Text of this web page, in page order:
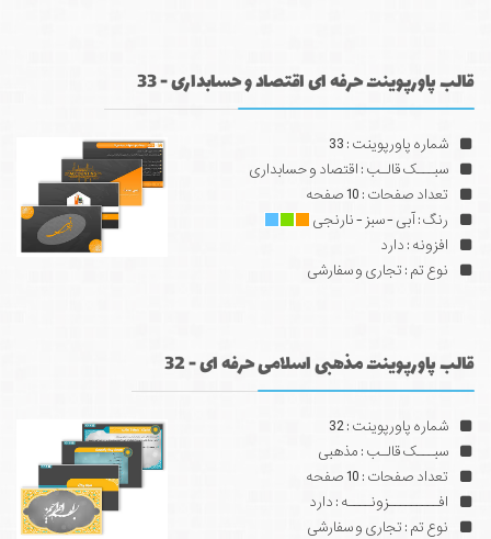
قالب پاورپوینت حرفه ای اقتصاد و حسابداری - 33
شماره پاورپوینت : 33
سبـــک قالـب : اقتصاد و حسابداری
تعداد صفحات : 10 صفحه
رنگ : آبی - سبز - نارنجی
افزونه : دارد
نوع تم : تجاری و سفارشی
قالب پاورپوینت مذهبی اسلامی حرفه ای - 32
شماره پاورپوینت : 32
سبـــک قالـب : مذهبی
تعداد صفحات : 10 صفحه
افـــــــــزونــــه : دارد
نوع تم : تجاری و سفارشی